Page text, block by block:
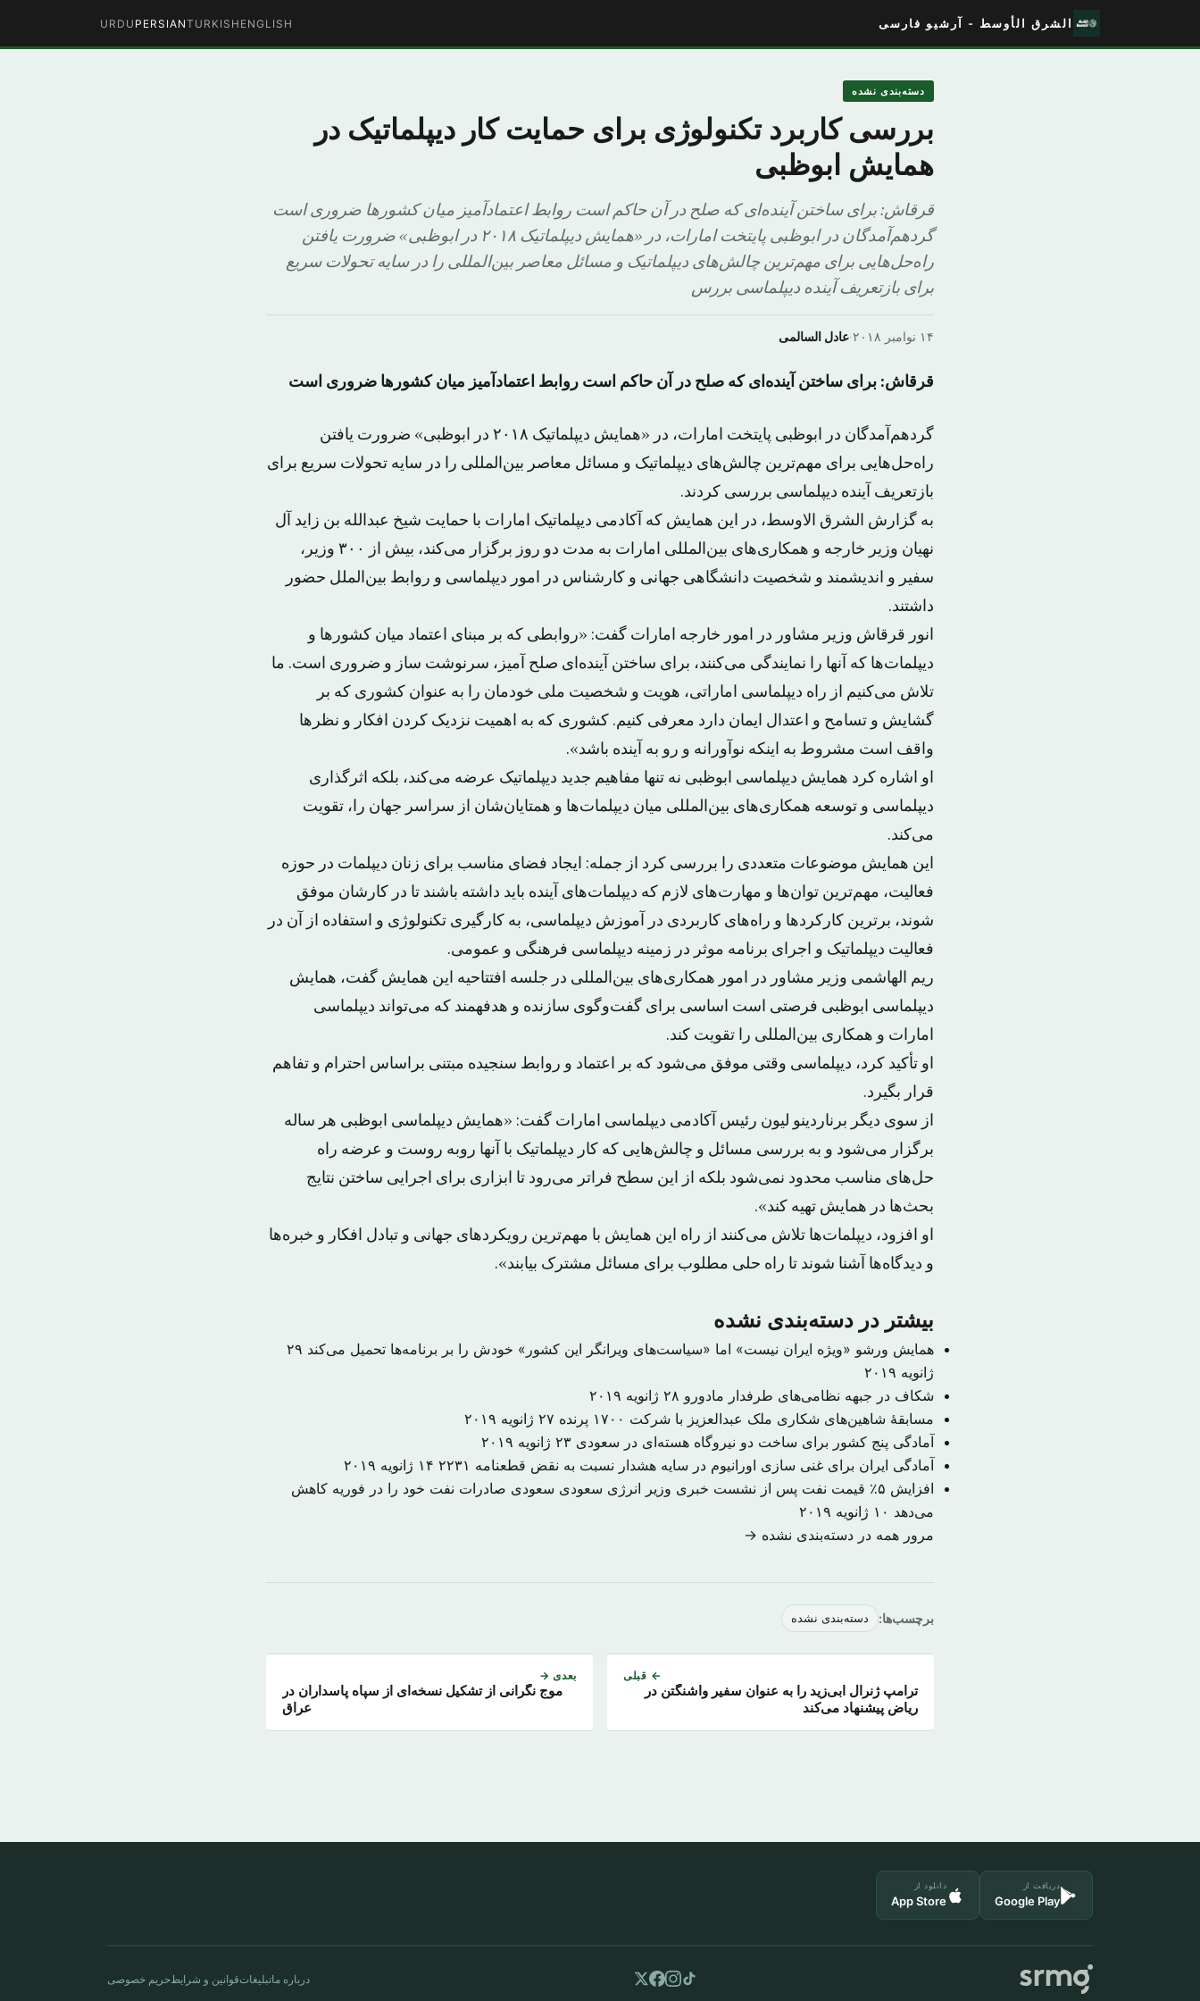
الشرق الأوسط - آرشیو فارسی ENGLISH
TURKISH
PERSIAN
URDU
دسته‌بندی نشده
بررسی کاربرد تکنولوژی برای حمایت کار دیپلماتیک در
همایش ابوظبی
قرقاش: برای ساختن آینده‌ای که صلح در آن حاکم است روابط اعتمادآمیز میان کشورها ضروری است
گردهم‌آمدگان در ابوظبی پایتخت امارات، در «همایش دیپلماتیک ۲۰۱۸ در ابوظبی» ضرورت یافتن
راه‌حل‌هایی برای مهم‌ترین چالش‌های دیپلماتیک و مسائل معاصر بین‌المللی را در سایه تحولات سریع
برای بازتعریف آینده دیپلماسی بررس
عادل السالمى· ۱۴ نوامبر ۲۰۱۸
قرقاش: برای ساختن آینده‌ای که صلح در آن حاکم است روابط اعتمادآمیز میان کشورها ضروری است
گردهم‌آمدگان در ابوظبی پایتخت امارات، در «همایش دیپلماتیک ۲۰۱۸ در ابوظبی» ضرورت یافتن
راه‌حل‌هایی برای مهم‌ترین چالش‌های دیپلماتیک و مسائل معاصر بین‌المللی را در سایه تحولات سریع برای
بازتعریف آینده دیپلماسی بررسی کردند.
به گزارش الشرق الاوسط، در این همایش که آکادمی دیپلماتیک امارات با حمایت شیخ عبدالله بن زاید آل
نهیان وزیر خارجه و همکاری‌های بین‌المللی امارات به مدت دو روز برگزار می‌کند، بیش از ۳۰۰ وزیر،
سفیر و اندیشمند و شخصیت دانشگاهی جهانی و کارشناس در امور دیپلماسی و روابط بین‌الملل حضور
داشتند.
انور قرقاش وزیر مشاور در امور خارجه امارات گفت: «روابطی که بر مبنای اعتماد میان کشورها و
دیپلمات‌ها که آنها را نمایندگی می‌کنند، برای ساختن آینده‌ای صلح آمیز، سرنوشت ساز و ضروری است. ما
تلاش می‌کنیم از راه دیپلماسی اماراتی، هویت و شخصیت ملی خودمان را به عنوان کشوری که بر
گشایش و تسامح و اعتدال ایمان دارد معرفی کنیم. کشوری که به اهمیت نزدیک کردن افکار و نظرها
واقف است مشروط به اینکه نوآورانه و رو به آینده باشد».
او اشاره کرد همایش دیپلماسی ابوظبی نه تنها مفاهیم جدید دیپلماتیک عرضه می‌کند، بلکه اثرگذاری
دیپلماسی و توسعه همکاری‌های بین‌المللی میان دیپلمات‌ها و همتایان‌شان از سراسر جهان را، تقویت
می‌کند.
این همایش موضوعات متعددی را بررسی کرد از جمله: ایجاد فضای مناسب برای زنان دیپلمات در حوزه
فعالیت، مهم‌ترین توان‌ها و مهارت‌های لازم که دیپلمات‌های آینده باید داشته باشند تا در کارشان موفق
شوند، برترین کارکردها و راه‌های کاربردی در آموزش دیپلماسی، به کارگیری تکنولوژی و استفاده از آن در
فعالیت دیپلماتیک و اجرای برنامه موثر در زمینه دیپلماسی فرهنگی و عمومی.
ریم الهاشمی وزیر مشاور در امور همکاری‌های بین‌المللی در جلسه افتتاحیه این همایش گفت، همایش
دیپلماسی ابوظبی فرصتی است اساسی برای گفت‌وگوی سازنده و هدفهمند که می‌تواند دیپلماسی
امارات و همکاری بین‌المللی را تقویت کند.
او تأکید کرد، دیپلماسی وقتی موفق می‌شود که بر اعتماد و روابط سنجیده مبتنی براساس احترام و تفاهم
قرار بگیرد.
از سوی دیگر برناردینو لیون رئیس آکادمی دیپلماسی امارات گفت: «همایش دیپلماسی ابوظبی هر ساله
برگزار می‌شود و به بررسی مسائل و چالش‌هایی که کار دیپلماتیک با آنها روبه روست و عرضه راه
حل‌های مناسب محدود نمی‌شود بلکه از این سطح فراتر می‌رود تا ابزاری برای اجرایی ساختن نتایج
بحث‌ها در همایش تهیه ‌کند».
او افزود، دیپلمات‌ها تلاش می‌کنند از راه این همایش با مهم‌ترین رویکردهای جهانی و تبادل افکار و خبره‌ها
و دیدگاه‌ها آشنا شوند تا راه حلی مطلوب برای مسائل مشترک بیابند».
بیشتر در دسته‌بندی نشده
همایش ورشو «ویژه ایران نیست» اما «سیاست‌های ویرانگر این کشور» خودش را بر برنامه‌ها تحمیل می‌کند ۲۹
ژانویه ۲۰۱۹
​شکاف در جبهه نظامی‌های طرفدار مادورو ۲۸ ژانویه ۲۰۱۹
مسابقهٔ شاهین‌های شکاری ملک عبدالعزیز با شرکت ۱۷۰۰ پرنده
۲۷ ژانویه ۲۰۱۹
آمادگی پنج کشور برای ساخت دو نیروگاه‌ هسته‌ای در سعودی ۲۳ ژانویه ۲۰۱۹
آمادگی ایران برای غنی سازی اورانیوم در سایه هشدار نسبت به نقض قطعنامه ۲۲۳۱
۱۴ ژانویه ۲۰۱۹
افزایش ۵٪ قیمت نفت پس از نشست خبری وزیر انرژی سعودی سعودی صادرات نفت خود را در فوریه کاهش
می‌دهد ۱۰ ژانویه ۲۰۱۹
مرور همه در دسته‌بندی نشده →
برچسب‌ها: دسته‌بندی نشده
← قبلی
ترامپ ژنرال ابی‌زید را به عنوان سفیر واشنگتن در
ریاض پیشنهاد می‌کند
بعدی →
موج نگرانی از تشکیل نسخه‌ای از سپاه پاسداران در
عراق
دریافت از
Google Play
دانلود از
App Store
درباره ماتبلیغاتقوانین و شرایط حریم خصوصی